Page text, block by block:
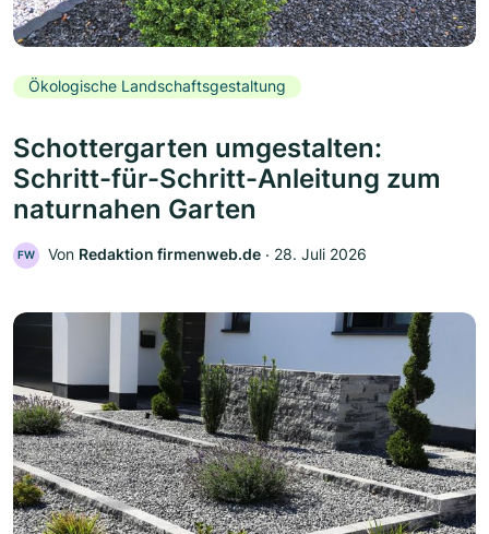
Ökologische Landschaftsgestaltung
Schottergarten umgestalten:
Schritt-für-Schritt-Anleitung zum
naturnahen Garten
FW Von Redaktion firmenweb.de ‧ 28. Juli 2026